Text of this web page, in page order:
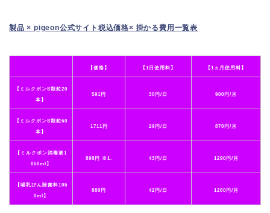
製品 × pigeon公式サイト税込価格× 掛かる費用一覧表
【価格】 【1日使用料】 【1ヵ月使用料】
【ミルクポンS顆粒20
本】
591円 30円/日 900円/月
【ミルクポンS顆粒60
本】
1711円 29円/日 870円/月
【ミルクポン消毒液1
050ml】
898円 ※1. 43円/日 1290円/月
【哺乳びん除菌料105
0ml】
880円 42円/日 1260円/月